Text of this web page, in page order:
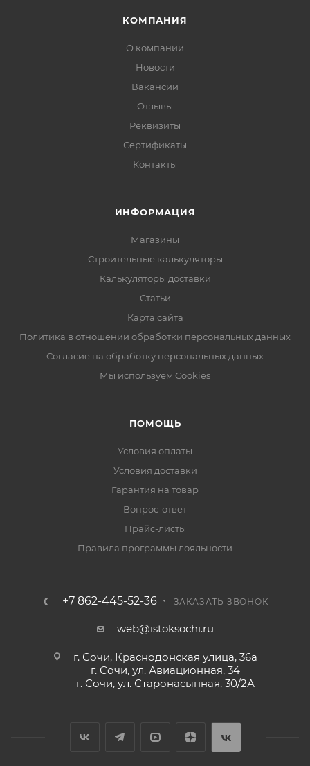
КОМПАНИЯ
О компании
Новости
Вакансии
Отзывы
Реквизиты
Сертификаты
Контакты
ИНФОРМАЦИЯ
Магазины
Строительные калькуляторы
Калькуляторы доставки
Статьи
Карта сайта
Политика в отношении обработки персональных данных
Согласие на обработку персональных данных
Мы используем Cookies
ПОМОЩЬ
Условия оплаты
Условия доставки
Гарантия на товар
Вопрос-ответ
Прайс-листы
Правила программы лояльности
+7 862-445-52-36 ЗАКАЗАТЬ ЗВОНОК
web@istoksochi.ru
г. Сочи, Краснодонская улица, 36а
г. Сочи, ул. Авиационная, 34
г. Сочи, ул. Старонасыпная, 30/2А